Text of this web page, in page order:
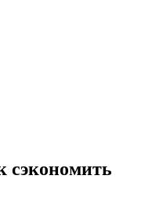
сэкономить